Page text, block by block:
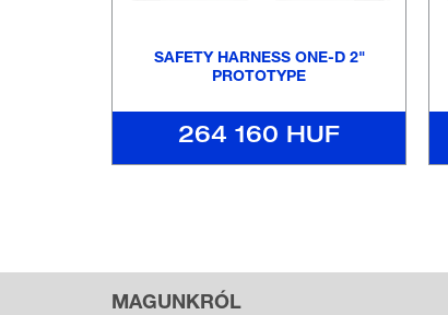
SAFETY HARNESS ONE-D 2"
PROTOTYPE
264 160 HUF
MAGUNKRÓL